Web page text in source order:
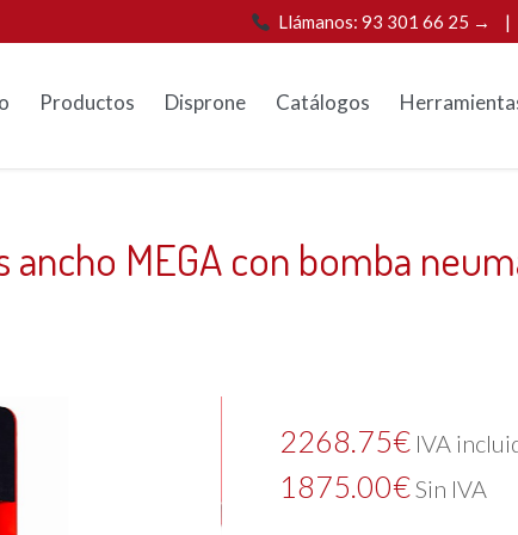
Llámanos: 93 301 66 25 → |
Productos Disprone Catálogos
ancho MEGA con bomba
2268.75€ IVA
1875.00€Sin IVA